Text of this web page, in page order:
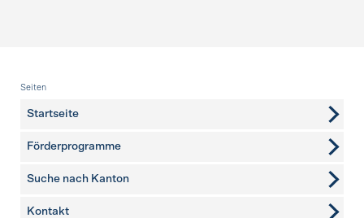
Fusszeile
Seiten
Startseite
Förderprogramme
Suche nach Kanton
weitere Seiten
Kontakt